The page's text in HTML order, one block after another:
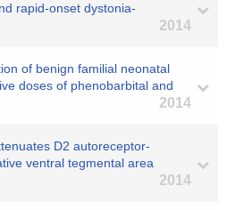
rapid-onset dystonia-
2014
of benign familial neonatal
doses of phenobarbital and
2014
D2 autoreceptor-
ventral tegmental area
2014